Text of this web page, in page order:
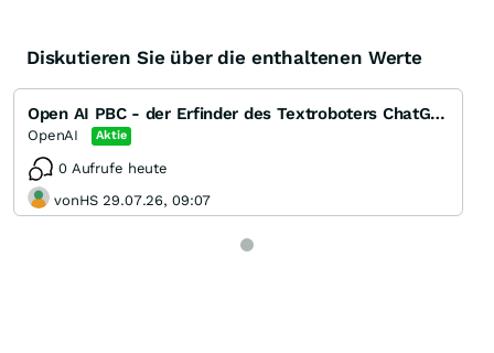
Diskutieren Sie über die enthaltenen Werte
Open AI PBC - der Erfinder des Textroboters ChatGPT
OpenAI Aktie
0 Aufrufe heute
vonHS 29.07.26, 09:07